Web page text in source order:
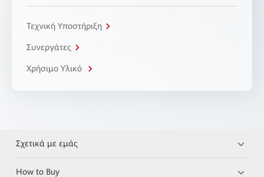
Τεχνική Υποστήριξη
Συνεργάτες
Χρήσιμο Υλικό
Σχετικά με εμάς
How to Buy